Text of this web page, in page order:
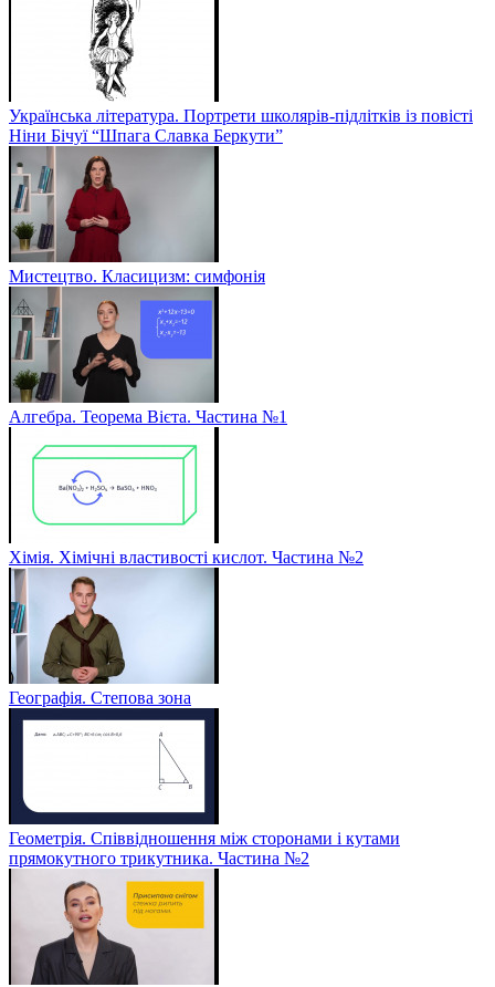
Українська література. Портрети школярів-підлітків із повісті
Ніни Бічуї “Шпага Славка Беркути”
Мистецтво. Класицизм: симфонія
Алгебра. Теорема Вієта. Частина №1
Хімія. Хімічні властивості кислот. Частина №2
Географія. Степова зона
Геометрія. Співвідношення між сторонами і кутами
прямокутного трикутника. Частина №2